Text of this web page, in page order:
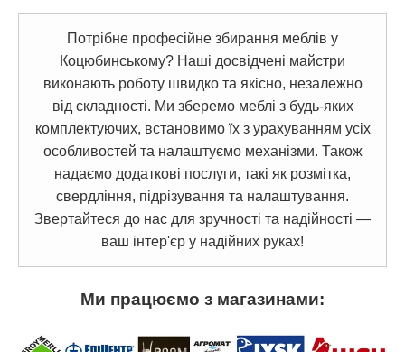
Потрібне професійне збирання меблів у
Коцюбинському? Наші досвідчені майстри
виконають роботу швидко та якісно, незалежно
від складності. Ми зберемо меблі з будь-яких
комплектуючих, встановимо їх з урахуванням усіх
особливостей та налаштуємо механізми. Також
надаємо додаткові послуги, такі як розмітка,
свердління, підрізування та налаштування.
Звертайтеся до нас для зручності та надійності —
ваш інтер'єр у надійних руках!
Ми працюємо з магазинами: